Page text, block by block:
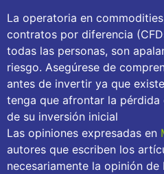
La operatoria en
contratos por diferencia
todas las personas, son
riesgo. Asegúrese de
antes de invertir ya que
tenga que afrontar la
de su inversión inicial
Las opiniones expresadas en
autores que escriben los
necesariamente la opinión de